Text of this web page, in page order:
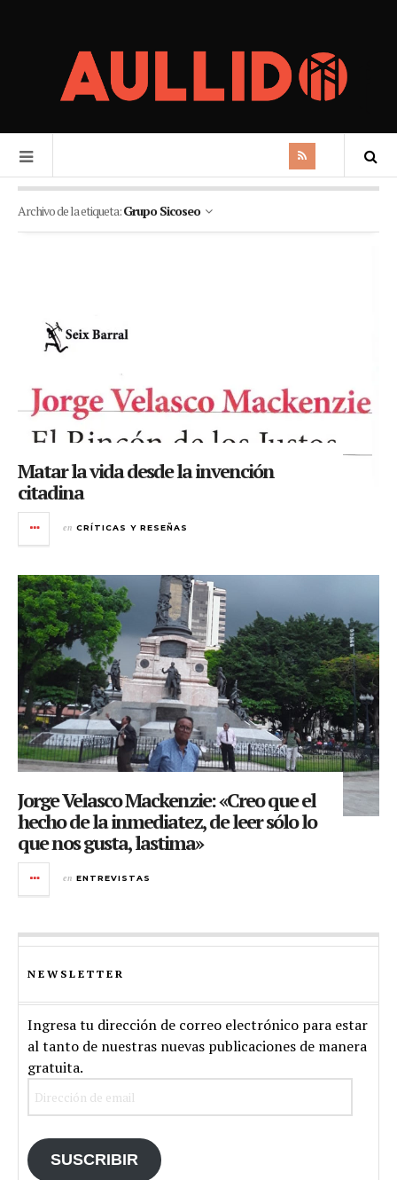
Archivo de la etiqueta:Grupo Sicoseo
Matar la vida desde la invención
citadina
en CRÍTICAS Y RESEÑAS
Jorge Velasco Mackenzie: «Creo que el
hecho de la inmediatez, de leer sólo lo
que nos gusta, lastima»
en ENTREVISTAS
NEWSLETTER
Ingresa tu dirección de correo electrónico para estar
al tanto de nuestras nuevas publicaciones de manera
gratuita.
SUSCRIBIR